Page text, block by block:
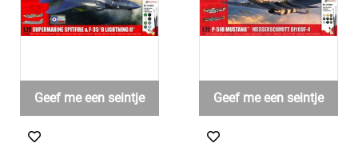
Geef me een seintje Geef me een seintje